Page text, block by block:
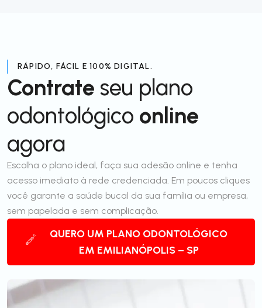
RÁPIDO, FÁCIL E 100% DIGITAL.
Contrate seu plano
odontológico online
agora
Escolha o plano ideal, faça sua adesão online e tenha
acesso imediato à rede credenciada. Em poucos cliques
você garante a saúde bucal da sua família ou empresa,
sem papelada e sem complicação.
QUERO UM PLANO ODONTOLÓGICO
EM EMILIANÓPOLIS – SP